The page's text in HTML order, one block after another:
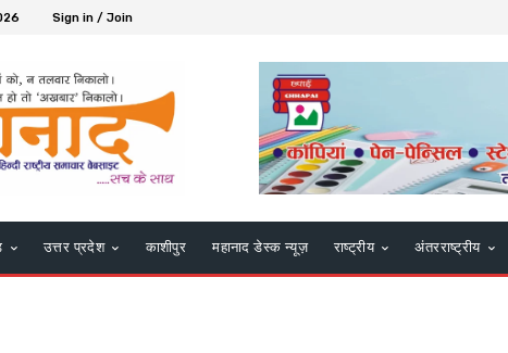
Sign in / Join
उत्तर प्रदेश काशीपुर महानाद डेस्क न्यूज़ राष्ट्रीय अंतरराष्ट्रीय